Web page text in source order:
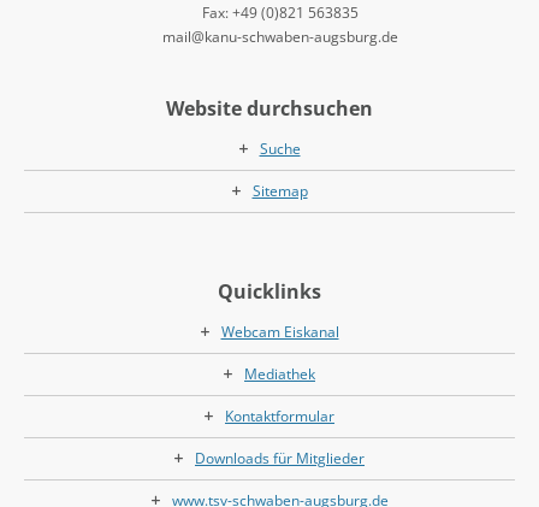
Fax: +49 (0)821 563835
mail@kanu-schwaben-augsburg.de
Website durchsuchen
Suche
Sitemap
Quicklinks
Webcam Eiskanal
Mediathek
Kontaktformular
Downloads für Mitglieder
www.tsv-schwaben-augsburg.de